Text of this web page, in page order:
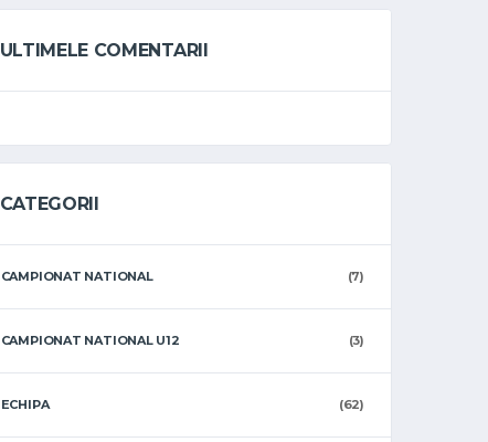
ULTIMELE COMENTARII
CATEGORII
CAMPIONAT NATIONAL (7)
CAMPIONAT NATIONAL U12 (3)
ECHIPA (62)